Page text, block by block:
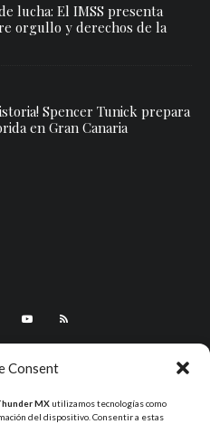
Consent
MX utilizamos tecnologías como
del dispositivo. Consentir a estas
lucha: El IMSS presenta
orgullo y derechos de la
Spencer Tunick prepara
en Gran Canaria